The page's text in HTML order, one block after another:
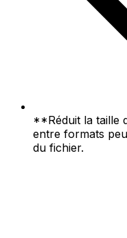
**Réduit la taille
entre formats
du fichier.